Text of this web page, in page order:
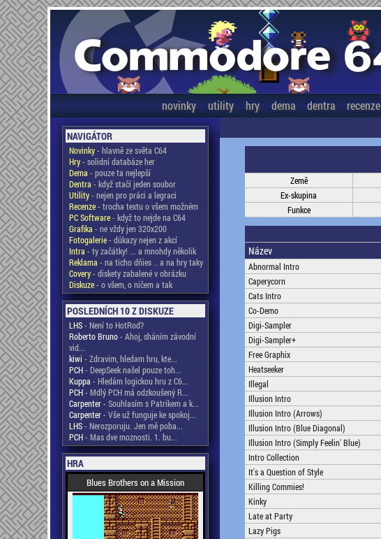
novinky utility hry dema dentra recenze
NAVIGÁTOR
Novinky- hlavně ze světa C64
Hry- solidní databáze her
Dema - pouze ta nejlepší
Dentra - když stačí jeden soubor
Utility- nejen pro práci a legraci
Recenze- trocha textu o všem možném
PC Software- když to nejde na C64
Grafika - ne vždy jen 320x200
Fotogalerie- důkazy nejen z akcí
Intra - ty začátky! ... a mnohdy několik
Reklama - na ticho dňies .. a na hry taky
Covery- diskety zabalené v obrázku
Diskuze- o všem, o ničem a tak
POSLEDNÍCH 10 Z DISKUZE
LHS- Není to HotRod?
Roberto Bruno- Ahoj, sháním závodní
vid...
kiwi - Zdravim, hledam hru, kte...
PCH- DeepSeek našel pouze toh...
Kuppa - Hledám logickou hru z C6...
PCH- Mdlý PCH má odzkoušený R...
Carpenter- Souhlasím s Patrikem a k...
Carpenter- Vše už funguje ke spokoj...
LHS- Nerozporuju. Jen mě poba...
PCH- Mas dve moznosti. 1. bu...
HRA
Blues Brothers on a Mission
Země
Ex-skupina
Funkce
Název
Abnormal Intro
Caperycorn
Cats Intro
Co-Demo
Digi-Sampler
Digi-Sampler+
Free Graphix
Heatseeker
Illegal
Illusion Intro
Illusion Intro (Arrows)
Illusion Intro (Blue Diagonal)
Illusion Intro (Simply Feelin' Blue)
Intro Collection
It's a Question of Style
Killing Commies!
Kinky
Late at Party
Lazy Pigs